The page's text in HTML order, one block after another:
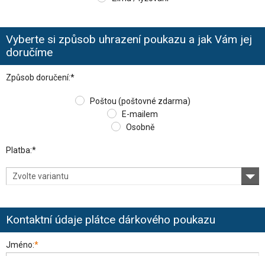
Vyberte si způsob uhrazení poukazu a jak Vám jej
doručíme
Způsob doručení:*
Poštou (poštovné zdarma)
E-mailem
Osobně
Platba:*
Zvolte variantu
Kontaktní údaje plátce dárkového poukazu
Jméno:*